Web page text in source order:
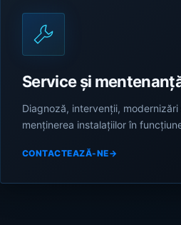
Service și
Diagnoză, intervenții,
menținerea instalațiilor în
CONTACTEAZĂ-NE→